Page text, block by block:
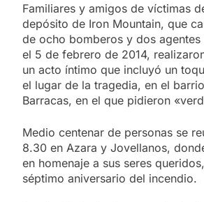
Familiares y amigos de víctimas
depósito de Iron Mountain, que
de ocho bomberos y dos agentes
el 5 de febrero de 2014,
un acto íntimo que incluyó un
el lugar de la tragedia, en el
Barracas, en el que pidieron
Medio centenar de personas se
8.30 en Azara y Jovellanos,
en homenaje a sus seres
séptimo aniversario del incendio.